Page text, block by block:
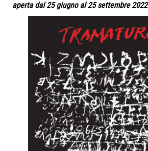
aperta dal 25 giugno al 25 settembre 2022